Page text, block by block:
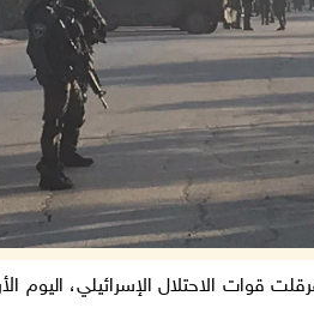
2-2022 وفا- عرقلت قوات الاحتلال